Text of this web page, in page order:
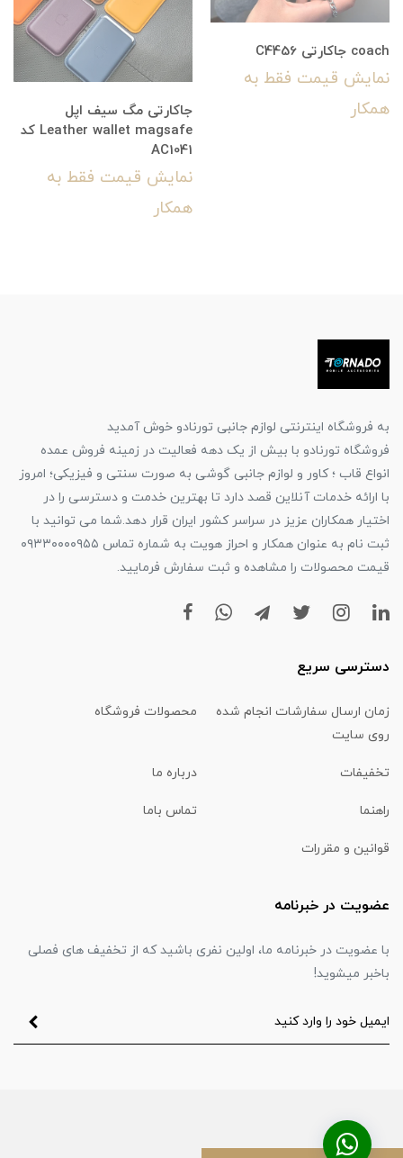
coach جاکارتی C4456
نمایش قیمت فقط به
همکار
جاکارتی مگ سیف اپل
Leather wallet magsafe کد
AC1041
نمایش قیمت فقط به
همکار
به فروشگاه اینترنتی لوازم جانبی تورنادو خوش آمدید
فروشگاه تورنادو با بیش از یک دهه فعالیت در زمینه فروش عمده
انواع قاب ؛ کاور و لوازم جانبی گوشی به صورت سنتی و فیزیکی؛ امروز
با ارائه خدمات آنلاین قصد دارد تا بهترین خدمت و دسترسی را در
اختیار همکاران عزیز در سراسر کشور ایران قرار دهد.شما می توانید با
ثبت نام به عنوان همکار و احراز هویت به شماره تماس ۰۹۳۳۰۰۰۰۹۵۵
قیمت محصولات را مشاهده و ثبت سفارش فرمایید.
دسترسی سریع
زمان ارسال سفارشات انجام شده
روی سایت
محصولات فروشگاه
تخفیفات درباره ما
راهنما تماس باما
قوانین و مقررات
عضویت در خبرنامه
با عضویت در خبرنامه ما، اولین نفری باشید که از تخفیف های فصلی
باخبر میشوید!